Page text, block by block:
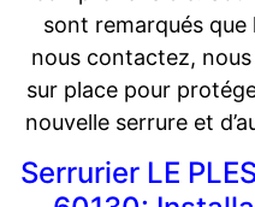
sont remarqués que
nous contactez,
sur place pour
nouvelle serrure et
Serrurier LE